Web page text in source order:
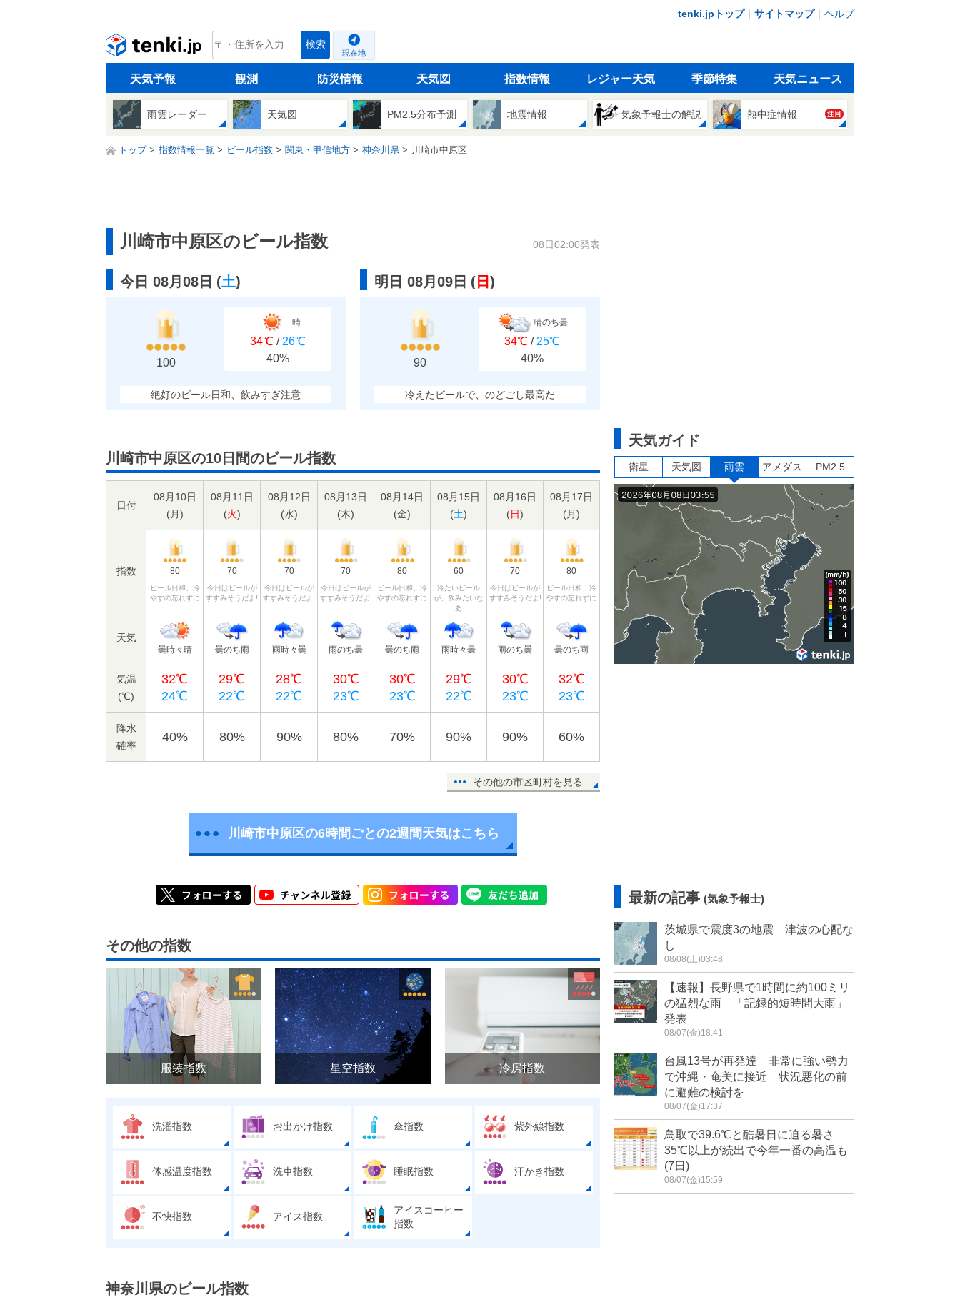
tenki.jpトップ｜ サイトマップ｜ ヘルプ
tenki.jp 検索
現在地
天気予報 観測 防災情報 天気図 指数情報 レジャー天気 季節特集 天気ニュース
雨雲レーダー 天気図 PM2.5分布予測 地震情報 気象予報士の解説 熱中症情報 注目
トップ 指数情報一覧 ビール指数 関東・甲信地方 神奈川県 川崎市中原区
川崎市中原区のビール指数 08日02:00発表
今日 08月08日 (土)
100
晴
34℃ / 26℃
40%
絶好のビール日和、飲みすぎ注意
明日 08月09日 ( 日 )
90
晴のち曇
34℃ / 25℃
40%
冷えたビールで、のどごし最高だ
川崎市中原区の10日間のビール指数
日付
08月10日
(月)
08月11日
(火)
08月12日
(水)
08月13日
(木)
08月14日
(金)
08月15日
(土)
08月16日
(日)
08月17日
(月)
指数 80
ビール日和、冷
やすの忘れずに
70
今日はビールが
すすみそうだよ!
70
今日はビールが
すすみそうだよ!
70
今日はビールが
すすみそうだよ!
80
ビール日和、冷
やすの忘れずに
60
冷たいビール
が、飲みたいな
あ
70
今日はビールが
すすみそうだよ!
80
ビール日和、冷
やすの忘れずに
天気
曇時々晴 曇のち雨 雨時々曇 雨のち曇 曇のち雨 雨時々曇 雨のち曇 曇のち雨
気温
(℃)
32℃
24℃
29℃
22℃
28℃
22℃
30℃
23℃
30℃
23℃
29℃
22℃
30℃
23℃
32℃
23℃
降水
確率
40% 80% 90% 80% 70% 90% 90% 60%
その他の市区町村を見る
川崎市中原区の6時間ごとの2週間天気はこちら
その他の指数
服装指数 星空指数 冷房指数
洗濯指数 お出かけ指数 傘指数 紫外線指数
体感温度指数 洗車指数 睡眠指数 汗かき指数
不快指数 アイス指数
アイスコーヒー
指数
神奈川県のビール指数
天気ガイド
衛星 天気図 雨雲 アメダス PM2.5
最新の記事 (気象予報士)
茨城県で震度3の地震 津波の心配な
し
08/08(土)03:48
【速報】長野県で1時間に約100ミリ
の猛烈な雨 「記録的短時間大雨」
発表
08/07(金)18:41
台風13号が再発達 非常に強い勢力
で沖縄・奄美に接近 状況悪化の前
に避難の検討を
08/07(金)17:37
鳥取で39.6℃と酷暑日に迫る暑さ
35℃以上が続出で今年一番の高温も
(7日)
08/07(金)15:59